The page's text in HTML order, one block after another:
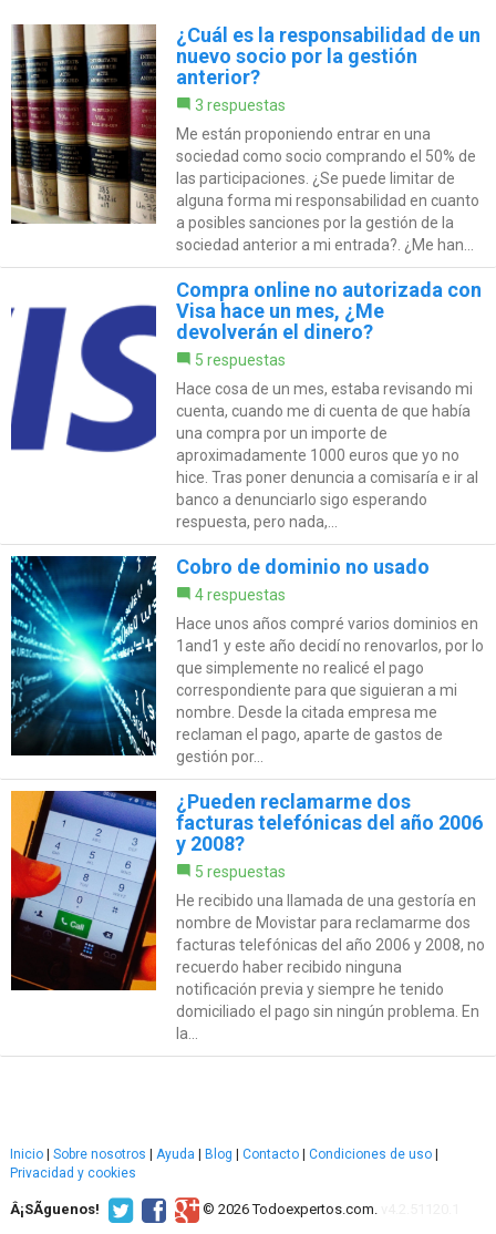
¿Cuál es la responsabilidad de un
nuevo socio por la gestión
anterior?
3 respuestas
Me están proponiendo entrar en una
sociedad como socio comprando el 50% de
las participaciones. ¿Se puede limitar de
alguna forma mi responsabilidad en cuanto
a posibles sanciones por la gestión de la
sociedad anterior a mi entrada?. ¿Me han...
Compra online no autorizada con
Visa hace un mes, ¿Me
devolverán el dinero?
5 respuestas
Hace cosa de un mes, estaba revisando mi
cuenta, cuando me di cuenta de que había
una compra por un importe de
aproximadamente 1000 euros que yo no
hice. Tras poner denuncia a comisaría e ir al
banco a denunciarlo sigo esperando
respuesta, pero nada,...
Cobro de dominio no usado
4 respuestas
Hace unos años compré varios dominios en
1and1 y este año decidí no renovarlos, por lo
que simplemente no realicé el pago
correspondiente para que siguieran a mi
nombre. Desde la citada empresa me
reclaman el pago, aparte de gastos de
gestión por...
¿Pueden reclamarme dos
facturas telefónicas del año 2006
y 2008?
5 respuestas
He recibido una llamada de una gestoría en
nombre de Movistar para reclamarme dos
facturas telefónicas del año 2006 y 2008, no
recuerdo haber recibido ninguna
notificación previa y siempre he tenido
domiciliado el pago sin ningún problema. En
la...
Inicio Sobre nosotros Ayuda Blog Contacto Condiciones de uso
Privacidad y cookies
Â¡SÃ­guenos! © 2026 Todoexpertos.com.